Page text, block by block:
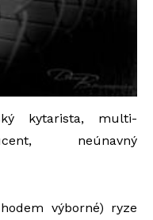
kytarista, multi-
neúnavný
výborné) ryze